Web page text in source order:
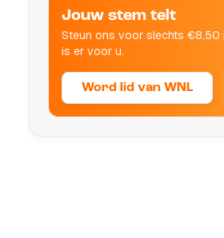
Jouw stem telt
Steun ons voor slechts €8,50
is er voor u.
Word lid van WNL